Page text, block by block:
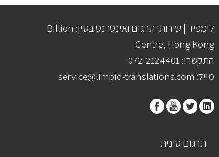
לימפיד | שירותי תרגום ואינטרנט בסין: Billion
Centre, Hong Kong
התקשרו: 072-2124401
מייל: service@limpid-translations.com
תרגום סינית